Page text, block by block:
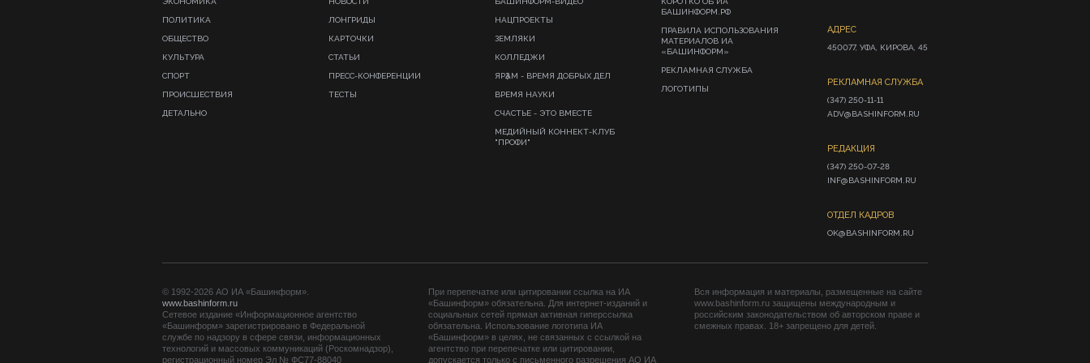
ПОЛИТИКА
ОБЩЕСТВО
КУЛЬТУРА
СПОРТ
ПРОИСШЕСТВИЯ
ДЕТАЛЬНО
ЛОНГРИДЫ
КАРТОЧКИ
СТАТЬИ
ПРЕСС-КОНФЕРЕНЦИИ
ТЕСТЫ
НАЦПРОЕКТЫ
ЗЕМЛЯКИ
КОЛЛЕДЖИ
ЯРҘАМ - ВРЕМЯ ДОБРЫХ ДЕЛ
ВРЕМЯ НАУКИ
СЧАСТЬЕ - ЭТО ВМЕСТЕ
МЕДИЙНЫЙ КОННЕКТ-КЛУБ
"ПРОФИ"
БАШИНФОРМ.РФ
ПРАВИЛА ИСПОЛЬЗОВАНИЯ
МАТЕРИАЛОВ ИА
«БАШИНФОРМ»
РЕКЛАМНАЯ СЛУЖБА
ЛОГОТИПЫ
АДРЕС
450077, УФА, КИРОВА, 45
РЕКЛАМНАЯ СЛУЖБА
(347) 250-11-11
ADV@BASHINFORM.RU
РЕДАКЦИЯ
(347) 250-07-28
INF@BASHINFORM.RU
ОТДЕЛ КАДРОВ
OK@BASHINFORM.RU
© 1992-2026 АО ИА «Башинформ».
www.bashinform.ru
Сетевое издание «Информационное агентство
«Башинформ» зарегистрировано в Федеральной
службе по надзору в сфере связи, информационных
технологий и массовых коммуникаций (Роскомнадзор),
регистрационный номер Эл № ФС77-88040
При перепечатке или цитировании ссылка на ИА
«Башинформ» обязательна. Для интернет-изданий и
социальных сетей прямая активная гиперссылка
обязательна. Использование логотипа ИА
«Башинформ» в целях, не связанных с ссылкой на
агентство при перепечатке или цитировании,
допускается только с письменного разрешения АО ИА
Вся информация и материалы, размещенные на сайте
www.bashinform.ru защищены международным и
российским законодательством об авторском праве и
смежных правах. 18+ запрещено для детей.